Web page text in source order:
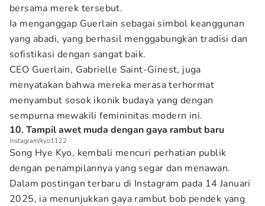
bersama merek tersebut.
Ia menganggap Guerlain sebagai simbol keanggunan
yang abadi, yang berhasil menggabungkan tradisi dan
sofistikasi dengan sangat baik.
CEO Guerlain, Gabrielle Saint-Ginest, juga
menyatakan bahwa mereka merasa terhormat
menyambut sosok ikonik budaya yang dengan
sempurna mewakili femininitas modern ini.
10. Tampil awet muda dengan gaya rambut baru
Instagram/kyo1122
Song Hye Kyo, kembali mencuri perhatian publik
dengan penampilannya yang segar dan menawan.
Dalam postingan terbaru di Instagram pada 14 Januari
2025, ia menunjukkan gaya rambut bob pendek yang